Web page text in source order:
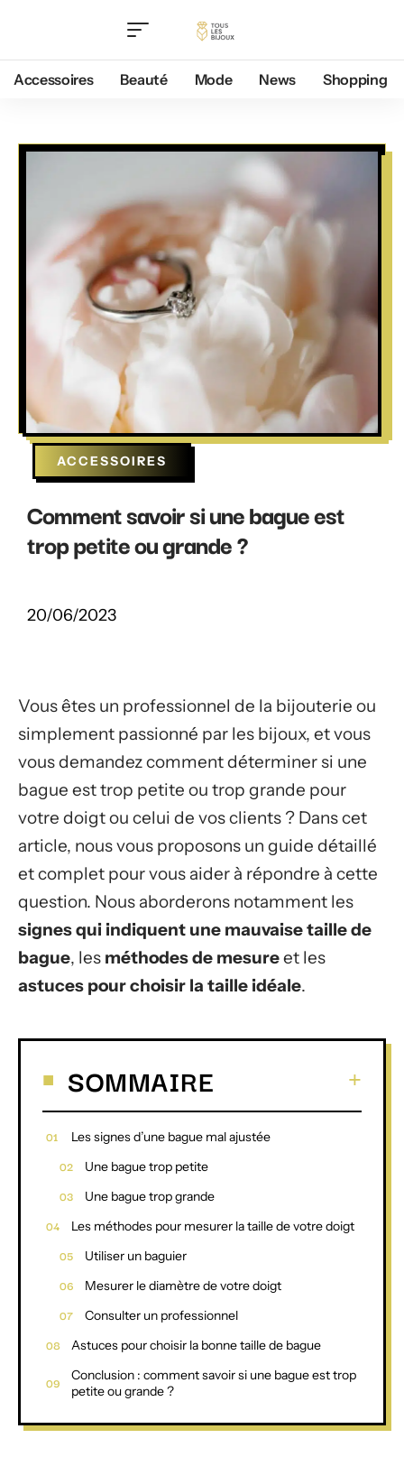
Accessoires Beauté Mode News Shopping
ACCESSOIRES
Comment savoir si une bague est
trop petite ou grande ?
20/06/2023
Vous êtes un professionnel de la bijouterie ou
simplement passionné par les bijoux, et vous
vous demandez comment déterminer si une
bague est trop petite ou trop grande pour
votre doigt ou celui de vos clients ? Dans cet
article, nous vous proposons un guide détaillé
et complet pour vous aider à répondre à cette
question. Nous aborderons notamment les
signes qui indiquent une mauvaise taille de
bague, les méthodes de mesureet les
astuces pour choisir la taille idéale.
SOMMAIRE
Les signes d’une bague mal ajustée
Une bague trop petite
Une bague trop grande
Les méthodes pour mesurer la taille de votre doigt
Utiliser un baguier
Mesurer le diamètre de votre doigt
Consulter un professionnel
Astuces pour choisir la bonne taille de bague
Conclusion : comment savoir si une bague est trop
petite ou grande ?